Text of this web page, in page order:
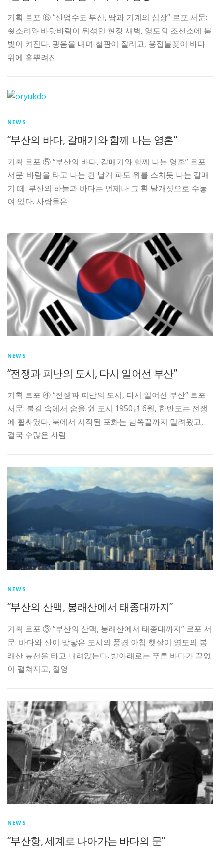
기획 르포 ⑥ “산업수도 부산, 땀과 기계의 심장” 르포 서문:
쇳소리와 바닷바람이 뒤섞인 현장 새벽, 영도의 조선소에 불
빛이 켜진다. 굉음을 내며 철판이 잘리고, 용접불꽃이 바다
위에 흩뿌려진
NEWS
“부산의 바다, 갈매기와 함께 나는 영혼”
기획 르포 ⑤ “부산의 바다, 갈매기와 함께 나는 영혼” 르포
서문: 바람을 타고 나는 흰 날개 파도 위를 스치듯 나는 갈매
기 떼. 부산의 하늘과 바다는 언제나 그 흰 날개짓으로 수놓
여 있다. 사람들은
NEWS
“전쟁과 피난의 도시, 다시 일어선 부산”
기획 르포 ④ “전쟁과 피난의 도시, 다시 일어선 부산” 르포
서문: 불길 속에서 숨을 쉰 도시 1950년 6월, 한반도는 전쟁
에 휩싸였다. 북에서 시작된 포화는 남쪽끝까지 밀려왔고,
결국 수많은 사람
NEWS
“부산의 산맥, 봉래산에서 태종대까지”
기획 르포 ③ “부산의 산맥, 봉래산에서 태종대까지” 르포 서
문: 바다와 산이 맞닿은 도시의 풍경 아침 햇살이 영도의 봉
래산 능선을 타고 내려앉는다. 발아래로는 푸른 바다가 끝없
이 펼쳐지고, 절영
NEWS
“부산항, 세계로 나아가는 바다의 문”